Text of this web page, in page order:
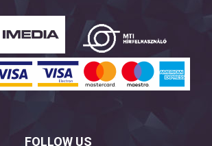
FOLLOW US